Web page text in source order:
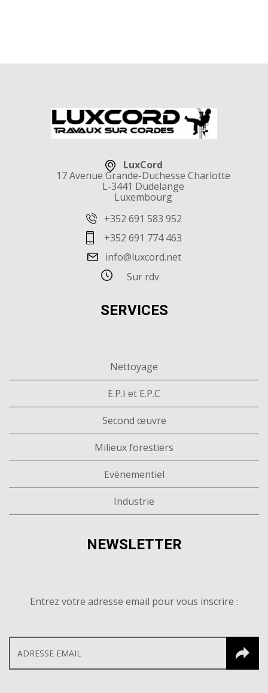
LuxCord
17 Avenue Grande-Duchesse Charlotte
L-3441 Dudelange
Luxembourg
+352 691 583 952
+352 691 774 463
info@luxcord.net
Sur rdv
SERVICES
Nettoyage
E.P.I et E.P.C
Second œuvre
Milieux forestiers
Evènementiel
Industrie
NEWSLETTER
Entrez votre adresse email pour vous inscrire :